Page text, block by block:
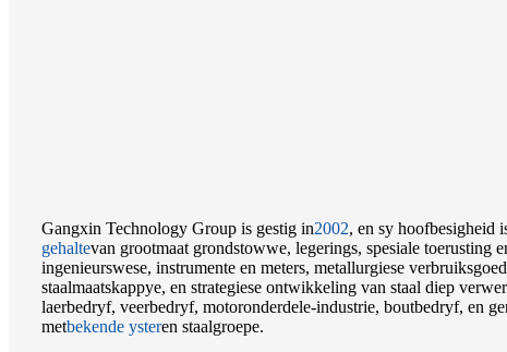
Gangxin Technology Group is gestig in2002, en sy hoofbesigheid
gehaltevan grootmaat grondstowwe, legerings, spesiale toerusting
ingenieurswese, instrumente en meters, metallurgiese
staalmaatskappye, en strategiese ontwikkeling van staal diep
laerbedryf, veerbedryf, motoronderdele-industrie, boutbedryf, en
metbekende ysteren staalgroepe.